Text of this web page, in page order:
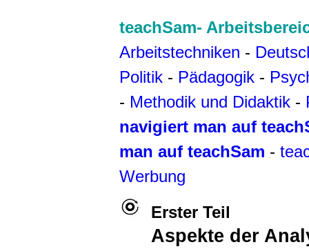
teachSam-
Arbeitstechniken -
Politik - Pädagogik -
- Methodik und Didaktik -
navigiert man auf
man auf teachSam -
Werbung
Erster Teil
Aspekte der